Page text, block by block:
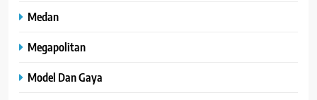
Medan
Megapolitan
Model Dan Gaya